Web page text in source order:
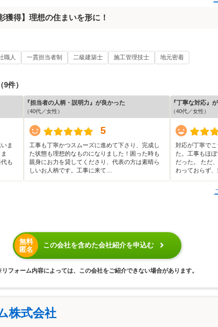
獲得】理想の住まいを形に！
職人 一貫担当者制 二級建築士 施工管理技士 地元密着
（9件）
ま
も
『担当者の人柄・説明力』が良かった
（40代／女性）
5
工事も丁寧かつスムーズに進めて下さり、完成し
た状態も理想的なものになりました！困った時も
親身にお力を貸してくださり、代表の方は素晴ら
しいお人柄です。工事に来て…
『丁寧な対応』
（40代／女性）
対応が丁寧で
た。工事もほ
だった。 ただ
わっておらず
無料
匿名
この会社を含めた会社紹介を申込む
フォーム内容によっては、この会社をご紹介できない場合があります。
株式会社